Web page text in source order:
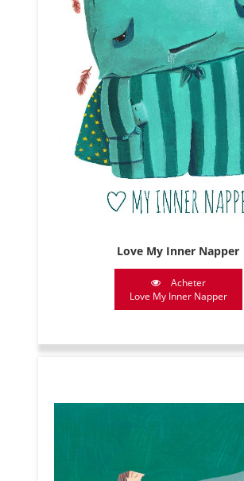
Love My Inner Napper
Acheter
Love My Inner Napper